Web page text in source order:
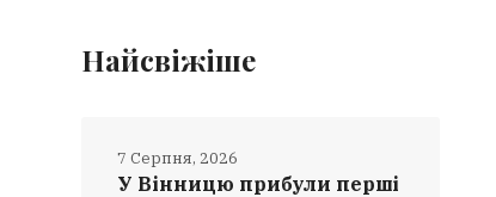
Найсвіжіше
У Вінницю прибули перші
7 Серпня, 2026